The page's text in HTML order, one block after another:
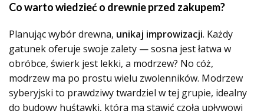
Co warto wiedzieć o drewnie przed zakupem?
Planując wybór drewna, unikaj improwizacji. Każdy
gatunek oferuje swoje zalety — sosna jest łatwa w
obróbce, świerk jest lekki, a modrzew? No cóż,
modrzew ma po prostu wielu zwolenników. Modrzew
syberyjski to prawdziwy twardziel w tej grupie, idealny
do budowy huśtawki, która ma stawić czoła upływowi